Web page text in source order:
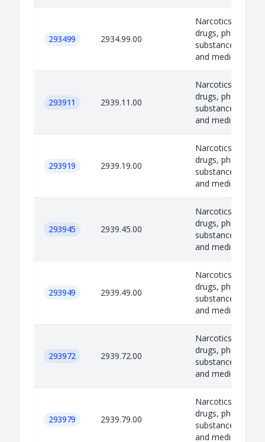
293499 2934.99.00
Narcotics,
drugs,
substances,
and medicines
293911 2939.11.00
Narcotics,
drugs,
substances,
and medicines
293919 2939.19.00
Narcotics,
drugs,
substances,
and medicines
293945 2939.45.00
Narcotics,
drugs,
substances,
and medicines
293949 2939.49.00
Narcotics,
drugs,
substances,
and medicines
293972 2939.72.00
Narcotics,
drugs,
substances,
and medicines
293979 2939.79.00
Narcotics,
drugs,
substances,
and medicines